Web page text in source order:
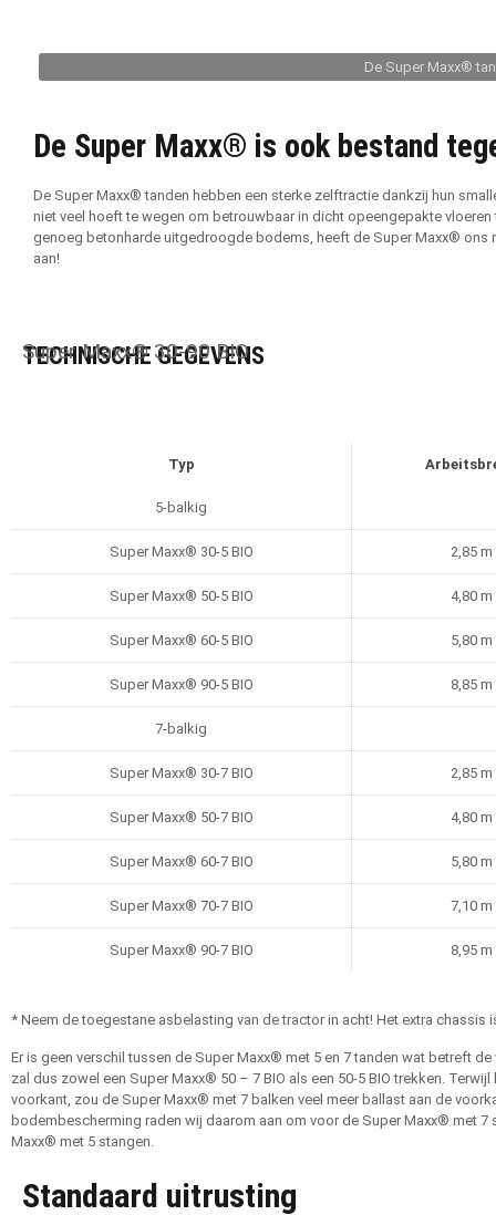
De Super Maxx®
De Super Maxx® is ook bestand
De Super Maxx® tanden hebben een sterke zelftractie dankzij hun
niet veel hoeft te wegen om betrouwbaar in dicht opeengepakte
genoeg betonharde uitgedroogde bodems, heeft de Super Maxx® ons
aan!
TECHNISCHE GEGEVENS
Super Maxx® 30-90 BIO
Typ
5-balkig
Super Maxx® 30-5 BIO 2,85 m
Super Maxx® 50-5 BIO 4,80 m
Super Maxx® 60-5 BIO 5,80 m
Super Maxx® 90-5 BIO 8,85 m
7-balkig
Super Maxx® 30-7 BIO 2,85 m
Super Maxx® 50-7 BIO 4,80 m
Super Maxx® 60-7 BIO 5,80 m
Super Maxx® 70-7 BIO 7,10 m
Super Maxx® 90-7 BIO 8,95 m
* Neem de toegestane asbelasting van de tractor in acht! Het extra
Er is geen verschil tussen de Super Maxx® met 5 en 7 tanden wat betreft
zal dus zowel een Super Maxx® 50 – 7 BIO als een 50-5 BIO trekken.
voorkant, zou de Super Maxx® met 7 balken veel meer ballast aan de
bodembescherming raden wij daarom aan om voor de Super Maxx® met
Maxx® met 5 stangen.
Standaard uitrusting